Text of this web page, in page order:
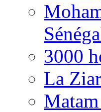
3000
La